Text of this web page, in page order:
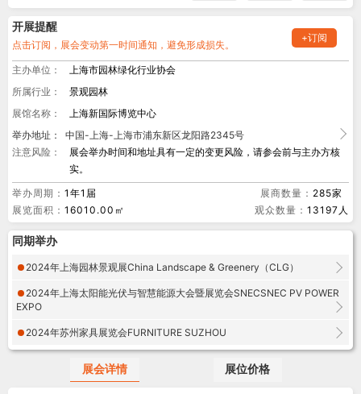
开展提醒
点击订阅，展会变动第一时间通知，避免形成损失。
+订阅
主办单位：
上海市园林绿化行业协会
所属行业：
景观园林
展馆名称：
上海新国际博览中心
举办地址：
中国-上海-上海市浦东新区龙阳路2345号
注意风险：
展会举办时间和地址具有一定的变更风险，请参会前与主办方核
实。
举办周期： 1年1届 展商数量： 285家
展览面积： 16010.00㎡ 观众数量： 13197人
同期举办
2024年上海园林景观展China Landscape & Greenery（CLG）
2024年上海太阳能光伏与智慧能源大会暨展览会SNECSNEC PV POWER
EXPO
2024年苏州家具展览会FURNITURE SUZHOU
展会详情 展位价格